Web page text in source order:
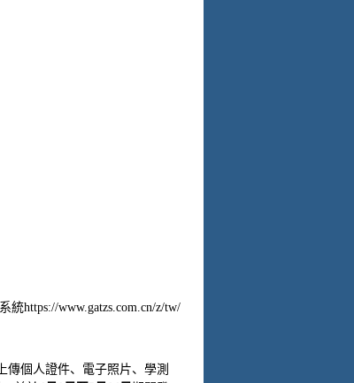
https://www.gatzs.com.cn/z/tw/
傳個人證件、電子照片、學測